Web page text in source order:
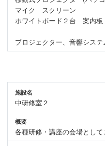
マイク スクリーン
ホワイトボード２台 案内板
プロジェクター、音響シス
施設名
中研修室２
概要
各種研修・講座の会場とし